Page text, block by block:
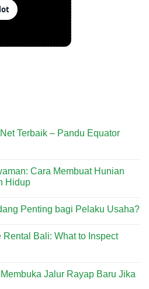
Terbaik – Pandu Equator
Cara Membuat Hunian
Hidup
Penting bagi Pelaku Usaha?
Rental Bali: What to Inspect
Jalur Rayap Baru Jika